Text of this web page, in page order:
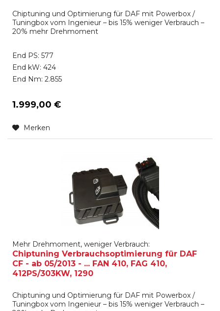
Chiptuning und Optimierung für DAF mit Powerbox /
Tuningbox vom Ingenieur – bis 15% weniger Verbrauch –
20% mehr Drehmoment
End PS: 577
End kW: 424
End Nm: 2.855
1.999,00 €
Merken
Mehr Drehmoment, weniger Verbrauch:
Chiptuning Verbrauchsoptimierung für DAF
CF - ab 05/2013 - ... FAN 410, FAG 410,
412PS/303KW, 1290
Chiptuning und Optimierung für DAF mit Powerbox /
Tuningbox vom Ingenieur – bis 15% weniger Verbrauch –